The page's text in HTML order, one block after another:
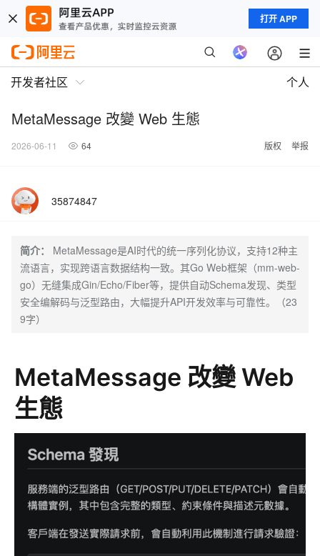
打开 APP
开发者社区 个人
MetaMessage 改變 Web 生態
2026-06-11 64 版权 举报
35874847
简介：
MetaMessage是AI时代的统一序列化协议，支持12种主
流语言，实现跨语言数据结构一致。其Go Web框架（mm-web-
go）无缝集成Gin/Echo/Fiber等，提供自动Schema发现、类型
安全编解码与泛型路由，大幅提升API开发效率与可靠性。（23
9字）
MetaMessage 改變 Web
生態